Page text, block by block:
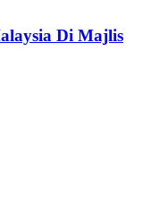
Di Majlis